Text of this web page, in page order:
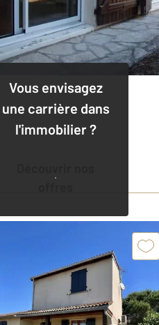
Vous envisagez
une carrière dans
l'immobilier ?